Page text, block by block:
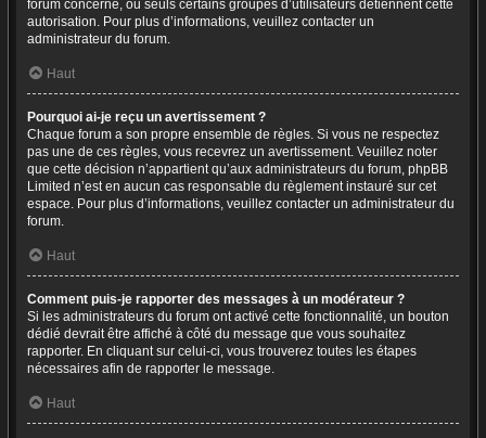
forum concerné, ou seuls certains groupes d’utilisateurs détiennent cette
autorisation. Pour plus d’informations, veuillez contacter un
administrateur du forum.
Haut
Pourquoi ai-je reçu un avertissement ?
Chaque forum a son propre ensemble de règles. Si vous ne respectez
pas une de ces règles, vous recevrez un avertissement. Veuillez noter
que cette décision n’appartient qu’aux administrateurs du forum, phpBB
Limited n’est en aucun cas responsable du règlement instauré sur cet
espace. Pour plus d’informations, veuillez contacter un administrateur du
forum.
Haut
Comment puis-je rapporter des messages à un modérateur ?
Si les administrateurs du forum ont activé cette fonctionnalité, un bouton
dédié devrait être affiché à côté du message que vous souhaitez
rapporter. En cliquant sur celui-ci, vous trouverez toutes les étapes
nécessaires afin de rapporter le message.
Haut